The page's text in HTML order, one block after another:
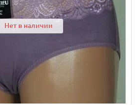
Нет в наличии